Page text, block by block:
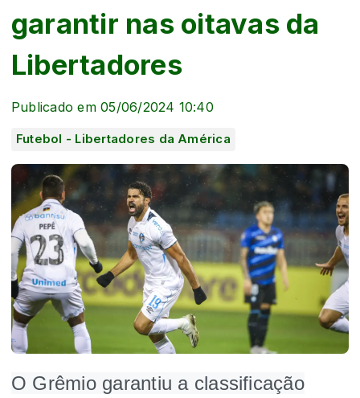
garantir nas oitavas da
Libertadores
Publicado em 05/06/2024 10:40
Futebol - Libertadores da América
O Grêmio garantiu a classificação